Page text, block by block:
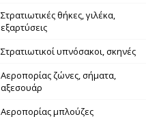
Στρατιωτικές θήκες, γιλέκα,
εξαρτύσεις
Στρατιωτικοί υπνόσακοι, σκηνές
Αεροπορίας ζώνες, σήματα,
αξεσουάρ
Αεροπορίας μπλούζες